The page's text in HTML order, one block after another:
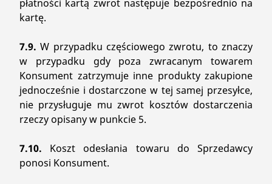
płatności kartą zwrot następuje bezpośrednio na
kartę.
7.9. W przypadku częściowego zwrotu, to znaczy
w przypadku gdy poza zwracanym towarem
Konsument zatrzymuje inne produkty zakupione
jednocześnie i dostarczone w tej samej przesyłce,
nie przysługuje mu zwrot kosztów dostarczenia
rzeczy opisany w punkcie 5.
7.10. Koszt odesłania towaru do Sprzedawcy
ponosi Konsument.